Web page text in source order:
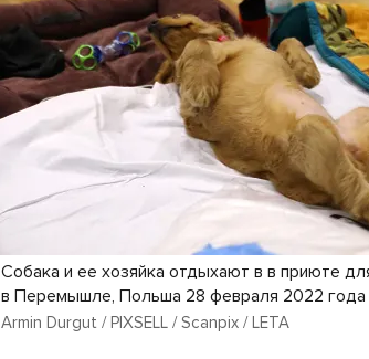
Собака и ее хозяйка отдыхают в в приюте
в Перемышле, Польша 28 февраля 2022 года
Armin Durgut / PIXSELL / Scanpix / LETA